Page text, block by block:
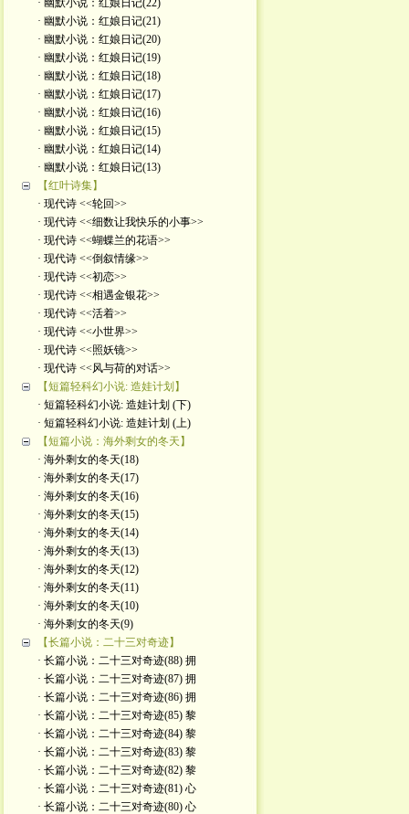
· 幽默小说：红娘日记(22)
· 幽默小说：红娘日记(21)
· 幽默小说：红娘日记(20)
· 幽默小说：红娘日记(19)
· 幽默小说：红娘日记(18)
· 幽默小说：红娘日记(17)
· 幽默小说：红娘日记(16)
· 幽默小说：红娘日记(15)
· 幽默小说：红娘日记(14)
· 幽默小说：红娘日记(13)
【红叶诗集】
· 现代诗 <<轮回>>
· 现代诗 <<细数让我快乐的小事>>
· 现代诗 <<蝴蝶兰的花语>>
· 现代诗 <<倒叙情缘>>
· 现代诗 <<初恋>>
· 现代诗 <<相遇金银花>>
· 现代诗 <<活着>>
· 现代诗 <<小世界>>
· 现代诗 <<照妖镜>>
· 现代诗 <<风与荷的对话>>
【短篇轻科幻小说: 造娃计划】
· 短篇轻科幻小说: 造娃计划 (下)
· 短篇轻科幻小说: 造娃计划 (上)
【短篇小说：海外剩女的冬天】
· 海外剩女的冬天(18)
· 海外剩女的冬天(17)
· 海外剩女的冬天(16)
· 海外剩女的冬天(15)
· 海外剩女的冬天(14)
· 海外剩女的冬天(13)
· 海外剩女的冬天(12)
· 海外剩女的冬天(11)
· 海外剩女的冬天(10)
· 海外剩女的冬天(9)
【长篇小说：二十三对奇迹】
· 长篇小说：二十三对奇迹(88) 拥
· 长篇小说：二十三对奇迹(87) 拥
· 长篇小说：二十三对奇迹(86) 拥
· 长篇小说：二十三对奇迹(85) 黎
· 长篇小说：二十三对奇迹(84) 黎
· 长篇小说：二十三对奇迹(83) 黎
· 长篇小说：二十三对奇迹(82) 黎
· 长篇小说：二十三对奇迹(81) 心
· 长篇小说：二十三对奇迹(80) 心